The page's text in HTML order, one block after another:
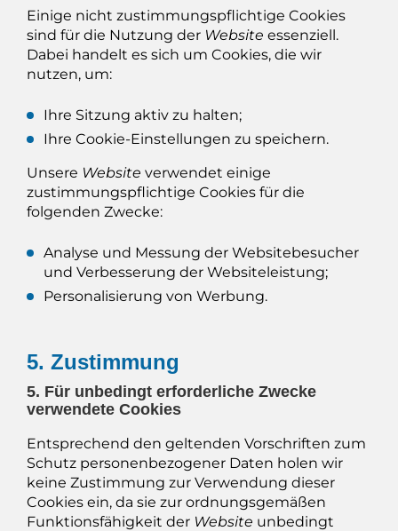
Einige nicht zustimmungspflichtige Cookies
sind für die Nutzung der Website essenziell.
Dabei handelt es sich um Cookies, die wir
nutzen, um:
Ihre Sitzung aktiv zu halten;
Ihre Cookie-Einstellungen zu speichern.
Unsere Website verwendet einige
zustimmungspflichtige Cookies für die
folgenden Zwecke:
Analyse und Messung der Websitebesucher
und Verbesserung der Websiteleistung;
Personalisierung von Werbung.
5. Zustimmung
5. Für unbedingt erforderliche Zwecke
verwendete Cookies
Entsprechend den geltenden Vorschriften zum
Schutz personenbezogener Daten holen wir
keine Zustimmung zur Verwendung dieser
Cookies ein, da sie zur ordnungsgemäßen
Funktionsfähigkeit der Website unbedingt